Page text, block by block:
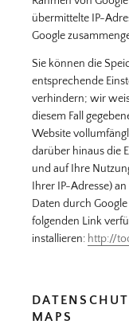
übermittelte IP-
Google
Sie können die
entsprechende
verhindern; wir
diesem Fall
Website
darüber hinaus die
und auf Ihre
Ihrer IP-Adresse)
Daten durch
folgenden Link
installieren: http://
MAPS